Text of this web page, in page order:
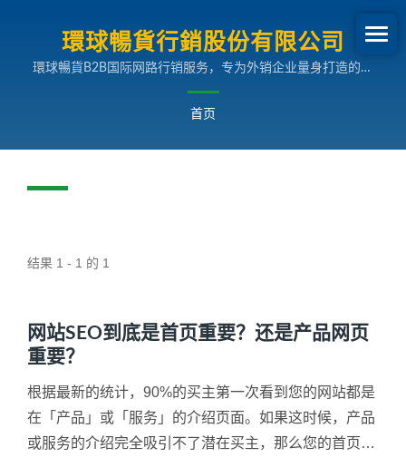
環球暢貨行銷股份有限公司
環球暢貨B2B国际网路行销服务，专为外销企业量身打造的多
首页
结果 1 - 1 的 1
网站SEO到底是首页重要？还是产品网页
重要？
根据最新的统计，90%的买主第一次看到您的网站都是
在「产品」或「服务」的介绍页面。如果这时候，产品
或服务的介绍完全吸引不了潜在买主，那么您的首页做